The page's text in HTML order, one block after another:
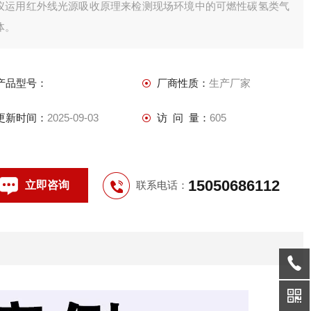
运用红外线光源吸收原理来检测现场环境中的可燃性碳氢类气
。
品型号： 厂商性质： 生产厂家
新时间： 2025-09-03 访 问 量： 605
立即咨询 联系电话： 15050686112